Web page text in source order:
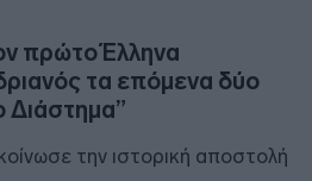
πρώτο Έλληνα
τα επόμενα δύο
Διάστημα”
την ιστορική αποστολή